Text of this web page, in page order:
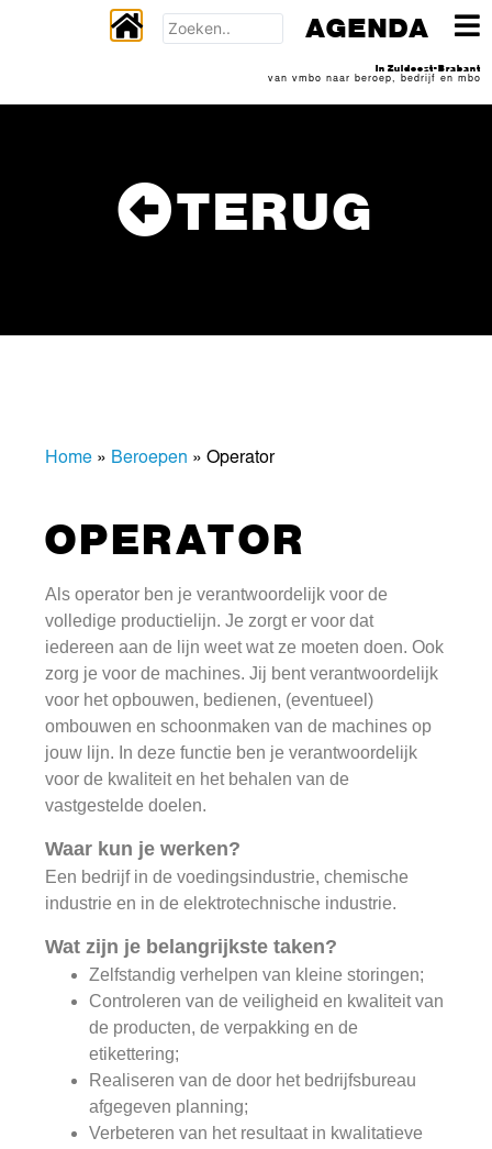
TERUG
Home » Beroepen »Operator
OPERATOR
Als operator ben je verantwoordelijk voor de
volledige productielijn. Je zorgt er voor dat
iedereen aan de lijn weet wat ze moeten doen. Ook
zorg je voor de machines. Jij bent verantwoordelijk
voor het opbouwen, bedienen, (eventueel)
ombouwen en schoonmaken van de machines op
jouw lijn. In deze functie ben je verantwoordelijk
voor de kwaliteit en het behalen van de
vastgestelde doelen.
Waar kun je werken?
Een bedrijf in de voedingsindustrie, chemische
industrie en in de elektrotechnische industrie.
Wat zijn je belangrijkste taken?
Zelfstandig verhelpen van kleine storingen;
Controleren van de veiligheid en kwaliteit van
de producten, de verpakking en de
etikettering;
Realiseren van de door het bedrijfsbureau
afgegeven planning;
Verbeteren van het resultaat in kwalitatieve
AGENDA
In Zuidoost-Brabant
van vmbo naar beroep, bedrijf en mbo